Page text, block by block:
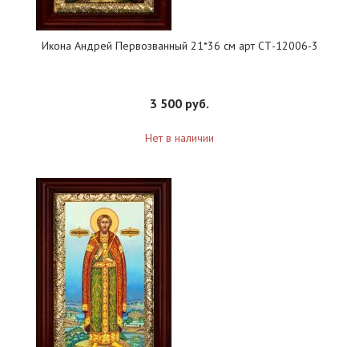
Икона Андрей Первозванный 21*36 см арт СТ-12006-3
3 500 руб.
Нет в наличии